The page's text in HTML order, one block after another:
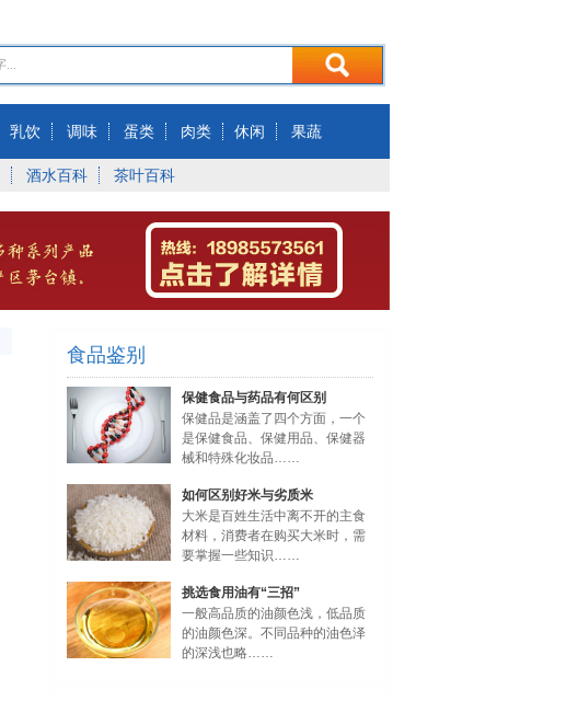
乳饮 调味 蛋类 肉类 休闲 果蔬
酒水百科 茶叶百科
食品鉴别
保健食品与药品有何区别
保健品是涵盖了四个方面，一个
是保健食品、保健用品、保健器
械和特殊化妆品……
如何区别好米与劣质米
大米是百姓生活中离不开的主食
材料，消费者在购买大米时，需
要掌握一些知识……
挑选食用油有“三招”
一般高品质的油颜色浅，低品质
的油颜色深。不同品种的油色泽
的深浅也略……